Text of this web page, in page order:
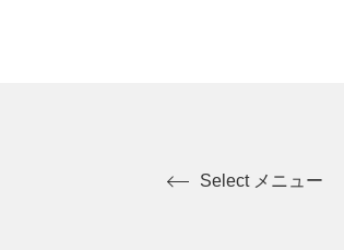
Select メニュー